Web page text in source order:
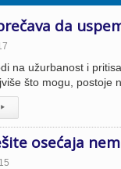
da
na užurbanost i
što mogu, postoje
▸
osećaja